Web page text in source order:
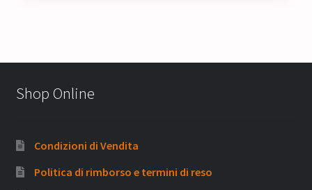
Shop Online
Condizioni di Vendita
Politica di rimborso e termini di reso